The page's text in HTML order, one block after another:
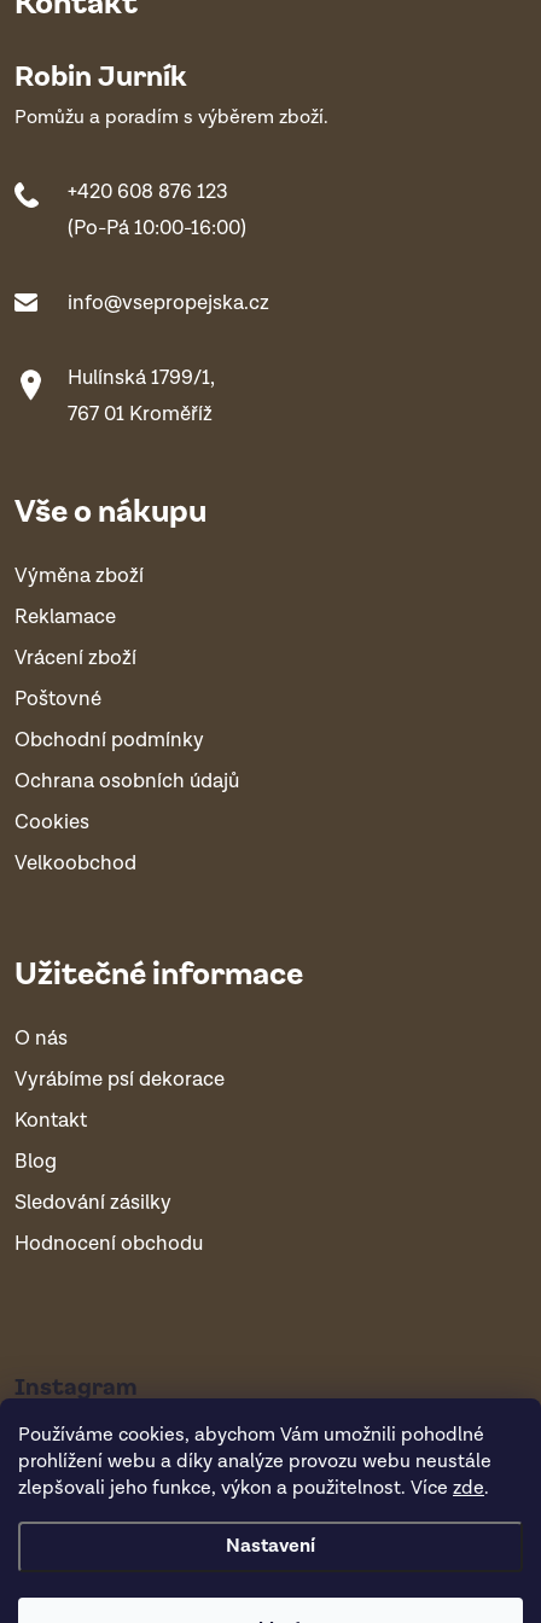
Používáme cookies, abychom Vám umožnili pohodlné
prohlížení webu a díky analýze provozu webu neustále
zlepšovali jeho funkce, výkon a použitelnost. Více zde.
Nastavení
Robin Jurník
Pomůžu a poradím s výběrem zboží.
+420 608 876 123
(Po-Pá 10:00-16:00)
info@vsepropejska.cz
Hulínská 1799/1,
767 01 Kroměříž
Vše o nákupu
Výměna zboží
Reklamace
Vrácení zboží
Poštovné
Obchodní podmínky
Ochrana osobních údajů
Cookies
Velkoobchod
Užitečné informace
O nás
Vyrábíme psí dekorace
Kontakt
Blog
Sledování zásilky
Hodnocení obchodu
Instagram
Copyright 2026Vsepropejska.cz. Všechna práva vyhrazena.